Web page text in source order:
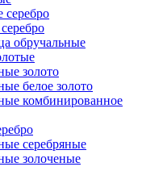
серебро
обручальные
золото
белое золото
комбинированное
серебряные
золоченые